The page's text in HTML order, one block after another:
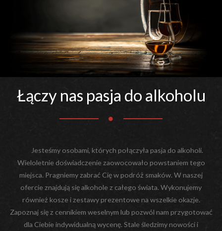
Łączy nas pasja do alkoholu
Jesteśmy osobami, których połączyła pasja do alkoholi.
Wieloletnie doświadczenie zaowocowało powstaniem tego
miejsca. Pragniemy zabrać Cię w podróż smaków. W naszej
ofercie znajdują się alkohole z całego świata. Wykonujemy
również kosze i zestawy prezentowe na wszelkie okazje.
Zapoznaj się z cennikiem weselnym lub pozwól nam przygotować
dla Ciebie indywidualną wycenę. Stale śledzimy nowości i